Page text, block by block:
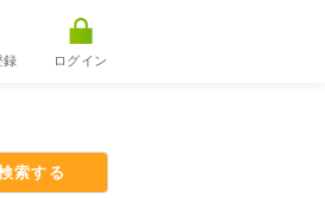
録 ログイン
索する